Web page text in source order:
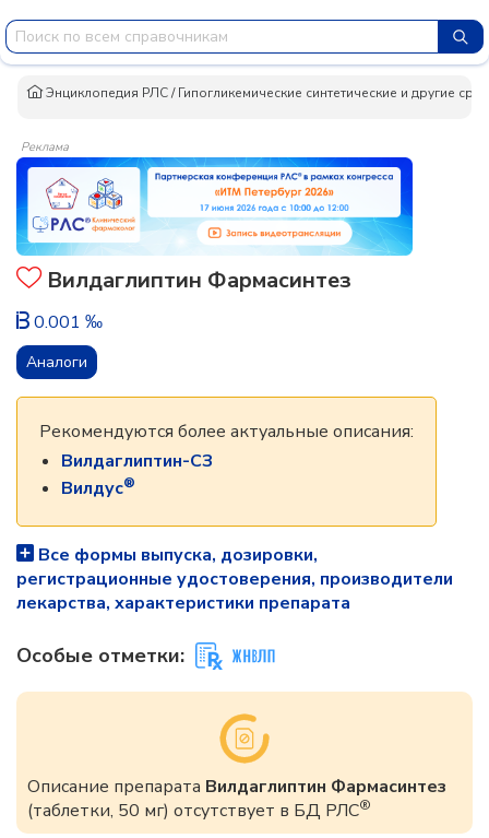
Энциклопедия РЛС/Гипогликемические синтетические и другие
Реклама
Вилдаглиптин Фармасинтез
0.001 ‰
Аналоги
Рекомендуются более актуальные описания:
Вилдаглиптин-СЗ
Вилдус®
Все формы выпуска, дозировки,
регистрационные удостоверения, производители
лекарства, характеристики препарата
Особые отметки:
Описание препарата Вилдаглиптин Фармасинтез
(таблетки, 50 мг) отсутствует в БД РЛС®